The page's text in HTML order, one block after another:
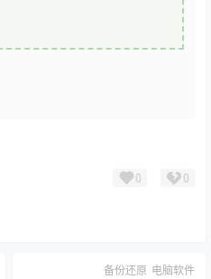
0 0
备份还原 电脑软件